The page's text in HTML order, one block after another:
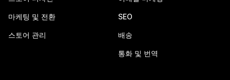
마케팅 및 전환
스토어 관리
SEO
배송
통화 및 번역